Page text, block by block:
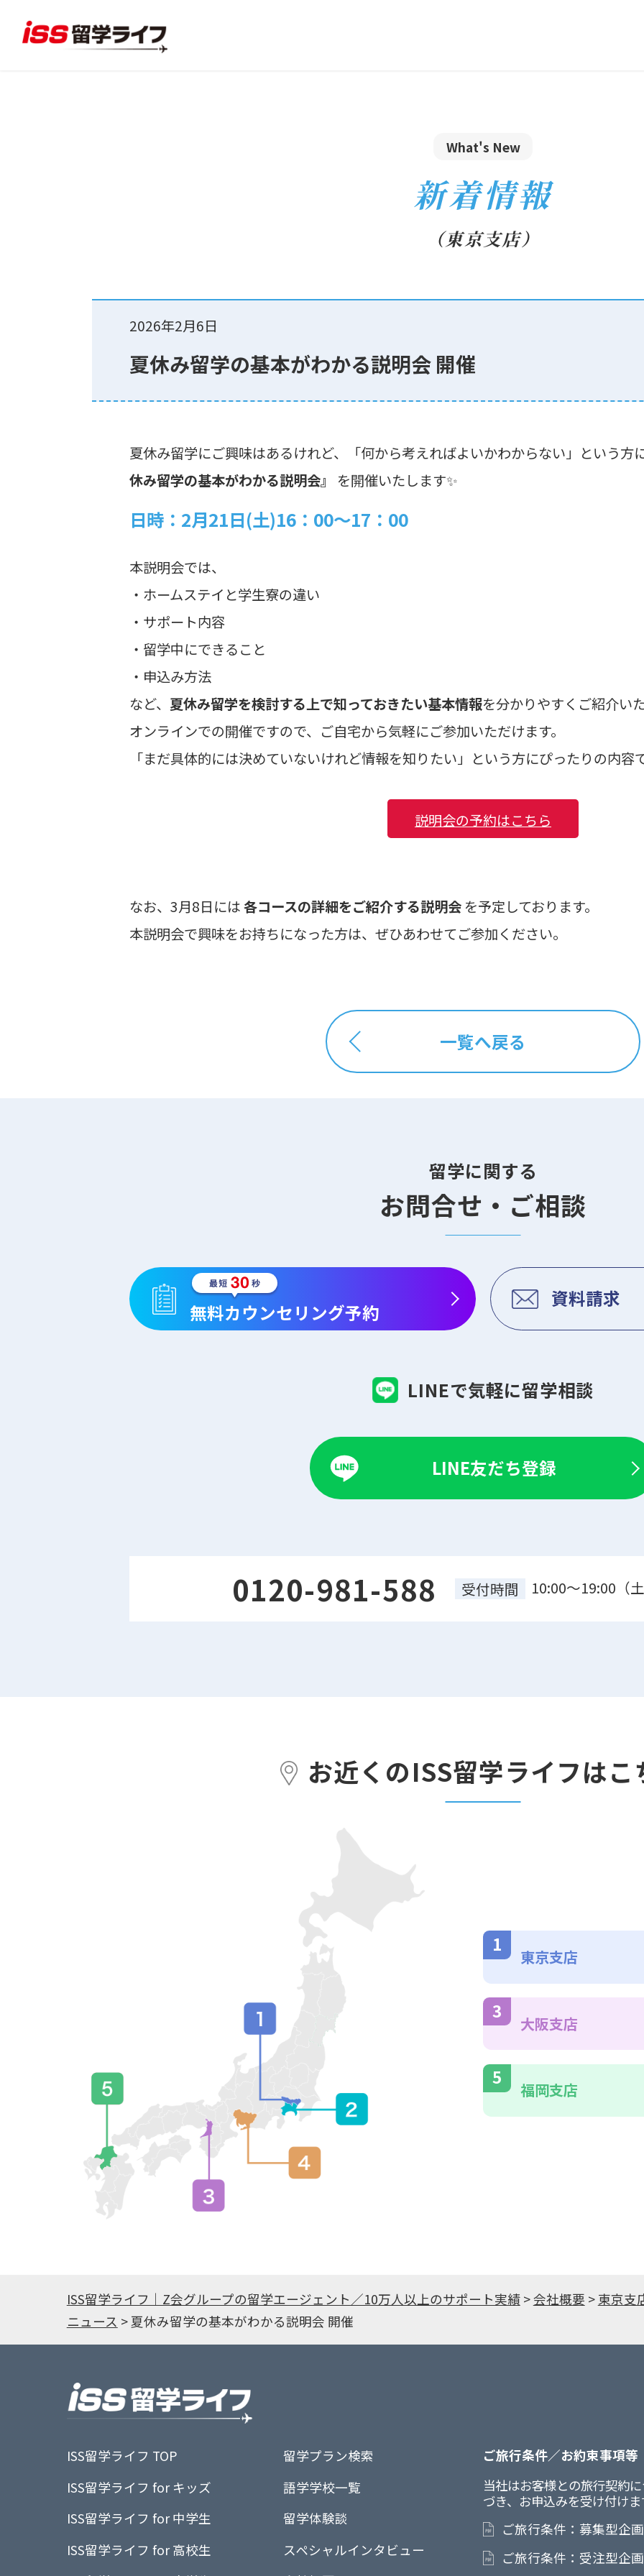
What's New
新着情報
（東京支店）
2026年2月6日
夏休み留学の基本がわかる説明会 開催
夏休み留学にご興味はあるけれど、「何から考えればよいかわからない」という方
休み留学の基本がわかる説明会』
を開催いたします✨
日時： 2月21日(土)16：00～17：00
本説明会では、
・ホームステイと学生寮の違い
・サポート内容
・留学中にできること
・申込み方法
など、 夏休み留学を検討する上で知っておきたい基本情報を分かりやすくご紹介い
オンラインでの開催ですので、ご自宅から気軽にご参加いただけます。
「まだ具体的には決めていないけれど情報を知りたい」という方にぴったりの内容
説明会の予約はこちら
なお、3月8日には各コースの詳細をご紹介する説明会 を予定しております。
本説明会で興味をお持ちになった方は、ぜひあわせてご参加ください。
一覧へ戻る
留学に関する
お問合せ・ご相談
無料カウンセリング予約
資料請求
LINEで気軽に留学相談
LINE友だち登録
0120-981-588 受付時間 10:00～19:00（
お近くのISS留学ライフはこ
東京支店
大阪支店
福岡支店
ISS留学ライフ｜Z会グループの留学エージェント／10万人以上のサポート実績>会社概要 > 東京支
ニュース >夏休み留学の基本がわかる説明会 開催
ISS留学ライフ TOP
ISS留学ライフ for キッズ
ISS留学ライフ for 中学生
ISS留学ライフ for 高校生
留学プラン検索
語学学校一覧
留学体験談
スペシャルインタビュー
ご旅行条件／お約束事項等
当社はお客様との旅行契約
づき、お申込みを受け付けま
ご旅行条件：募集型企
ご旅行条件：受注型企